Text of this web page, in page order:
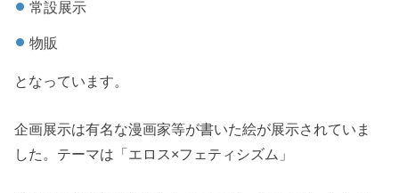
常設展示
物販
となっています。
企画展示は有名な漫画家等が書いた絵が展示されていま
した。テーマは「エロス×フェティシズム」